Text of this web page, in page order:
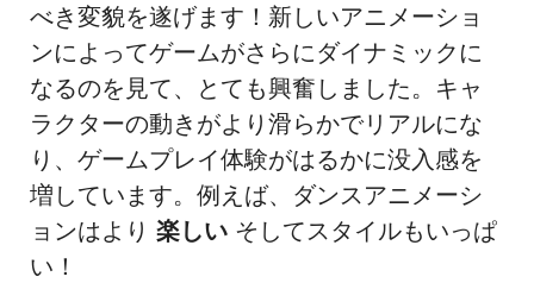
べき変貌を遂げます！新しいアニメーショ
ンによってゲームがさらにダイナミックに
なるのを見て、とても興奮しました。キャ
ラクターの動きがより滑らかでリアルにな
り、ゲームプレイ体験がはるかに没入感を
増しています。例えば、ダンスアニメーシ
ョンはより 楽しい そしてスタイルもいっぱ
い！